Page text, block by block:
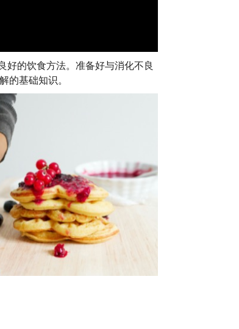
好的饮食方法。准备好与消化不良
的基础知识。